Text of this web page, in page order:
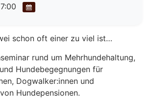
schon oft einer zu viel ist…
rund um Mehrhundehaltung,
Hundebegegnungen für
Dogwalker:innen und
Hundepensionen.